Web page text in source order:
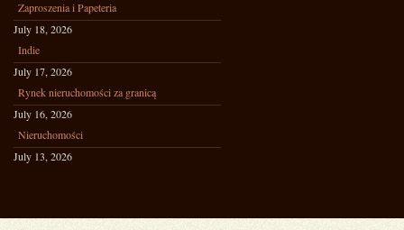
Zaproszenia i Papeteria
July 18, 2026
Indie
July 17, 2026
Rynek nieruchomości za granicą
July 16, 2026
Nieruchomości
July 13, 2026